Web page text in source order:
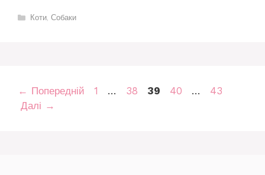
Категорії
Коти, Собаки
← Попередній Сторінка
1 … Сторінка
38 Сторінка
39 Сторінка
40 … Сторінка
43
Далі →